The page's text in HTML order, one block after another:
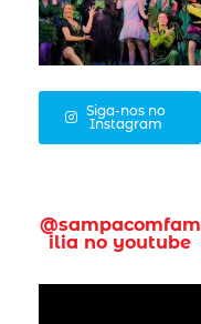
Siga-nos no
Instagram
@sampacomfam
ilia no youtube